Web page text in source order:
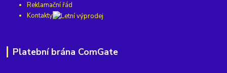
Reklamační řád
Kontakty
Platební brána ComGate